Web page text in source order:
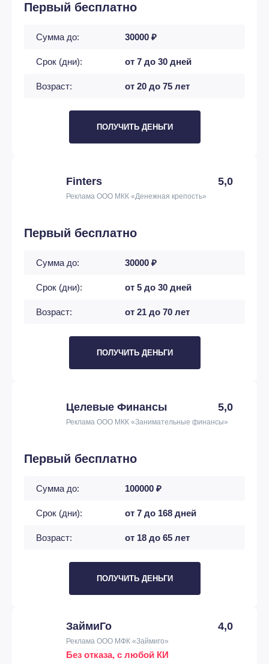
Первый бесплатно
Сумма до: 30000 ₽
Срок (дни): от 7 до 30 дней
Возраст: от 20 до 75 лет
ПОЛУЧИТЬ ДЕНЬГИ
Finters 5,0
Реклама ООО МКК «Денежная крепость»
Первый бесплатно
Сумма до: 30000 ₽
Срок (дни): от 5 до 30 дней
Возраст: от 21 до 70 лет
ПОЛУЧИТЬ ДЕНЬГИ
Целевые Финансы 5,0
Реклама ООО МКК «Занимательные финансы»
Первый бесплатно
Сумма до: 100000 ₽
Срок (дни): от 7 до 168 дней
Возраст: от 18 до 65 лет
ПОЛУЧИТЬ ДЕНЬГИ
ЗаймиГо 4,0
Реклама ООО МФК «Займиго»
Без отказа, с любой КИ